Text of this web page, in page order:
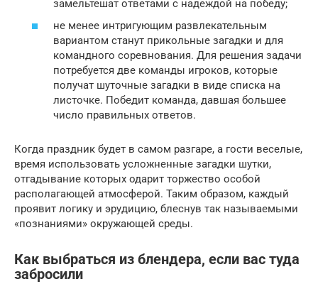
замельтешат ответами с надеждой на победу;
не менее интригующим развлекательным
вариантом станут прикольные загадки и для
командного соревнования. Для решения задачи
потребуется две команды игроков, которые
получат шуточные загадки в виде списка на
листочке. Победит команда, давшая большее
число правильных ответов.
Когда праздник будет в самом разгаре, а гости веселые,
время использовать усложненные загадки шутки,
отгадывание которых одарит торжество особой
располагающей атмосферой. Таким образом, каждый
проявит логику и эрудицию, блеснув так называемыми
«познаниями» окружающей среды.
Как выбраться из блендера, если вас туда
забросили